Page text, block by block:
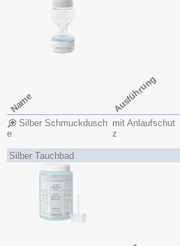
Name Ausführung
Silber Schmuckdusch
e
mit Anlaufschut
z
Silber Tauchbad